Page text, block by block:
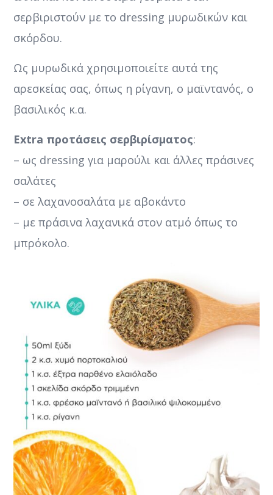
σερβιριστούν με το dressing μυρωδικών και
σκόρδου.
Ως μυρωδικά χρησιμοποιείτε αυτά της
αρεσκείας σας, όπως η ρίγανη, ο μαϊντανός, ο
βασιλικός κ.α.
Extra προτάσεις σερβιρίσματος:
– ως dressing για μαρούλι και άλλες πράσινες
σαλάτες
– σε λαχανοσαλάτα με αβοκάντο
– με πράσινα λαχανικά στον ατμό όπως το
μπρόκολο.